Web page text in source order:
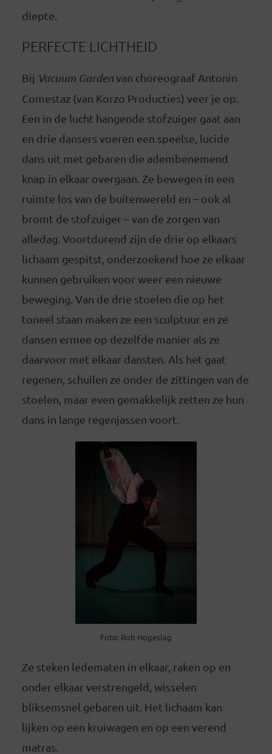
diepte.
PERFECTE LICHTHEID
Bij Vacuum Gardenvan choreograaf Antonin
Comestaz (van Korzo Producties) veer je op.
Een in de lucht hangende stofzuiger gaat aan
en drie dansers voeren een speelse, lucide
dans uit met gebaren die adembenemend
knap in elkaar overgaan. Ze bewegen in een
ruimte los van de buitenwereld en – ook al
bromt de stofzuiger – van de zorgen van
alledag. Voortdurend zijn de drie op elkaars
lichaam gespitst, onderzoekend hoe ze elkaar
kunnen gebruiken voor weer een nieuwe
beweging. Van de drie stoelen die op het
toneel staan maken ze een sculptuur en ze
dansen ermee op dezelfde manier als ze
daarvoor met elkaar dansten. Als het gaat
regenen, schuilen ze onder de zittingen van de
stoelen, maar even gemakkelijk zetten ze hun
dans in lange regenjassen voort.
Foto: Rob Hogeslag
Ze steken ledematen in elkaar, raken op en
onder elkaar verstrengeld, wisselen
bliksemsnel gebaren uit. Het lichaam kan
lijken op een kruiwagen en op een verend
matras.